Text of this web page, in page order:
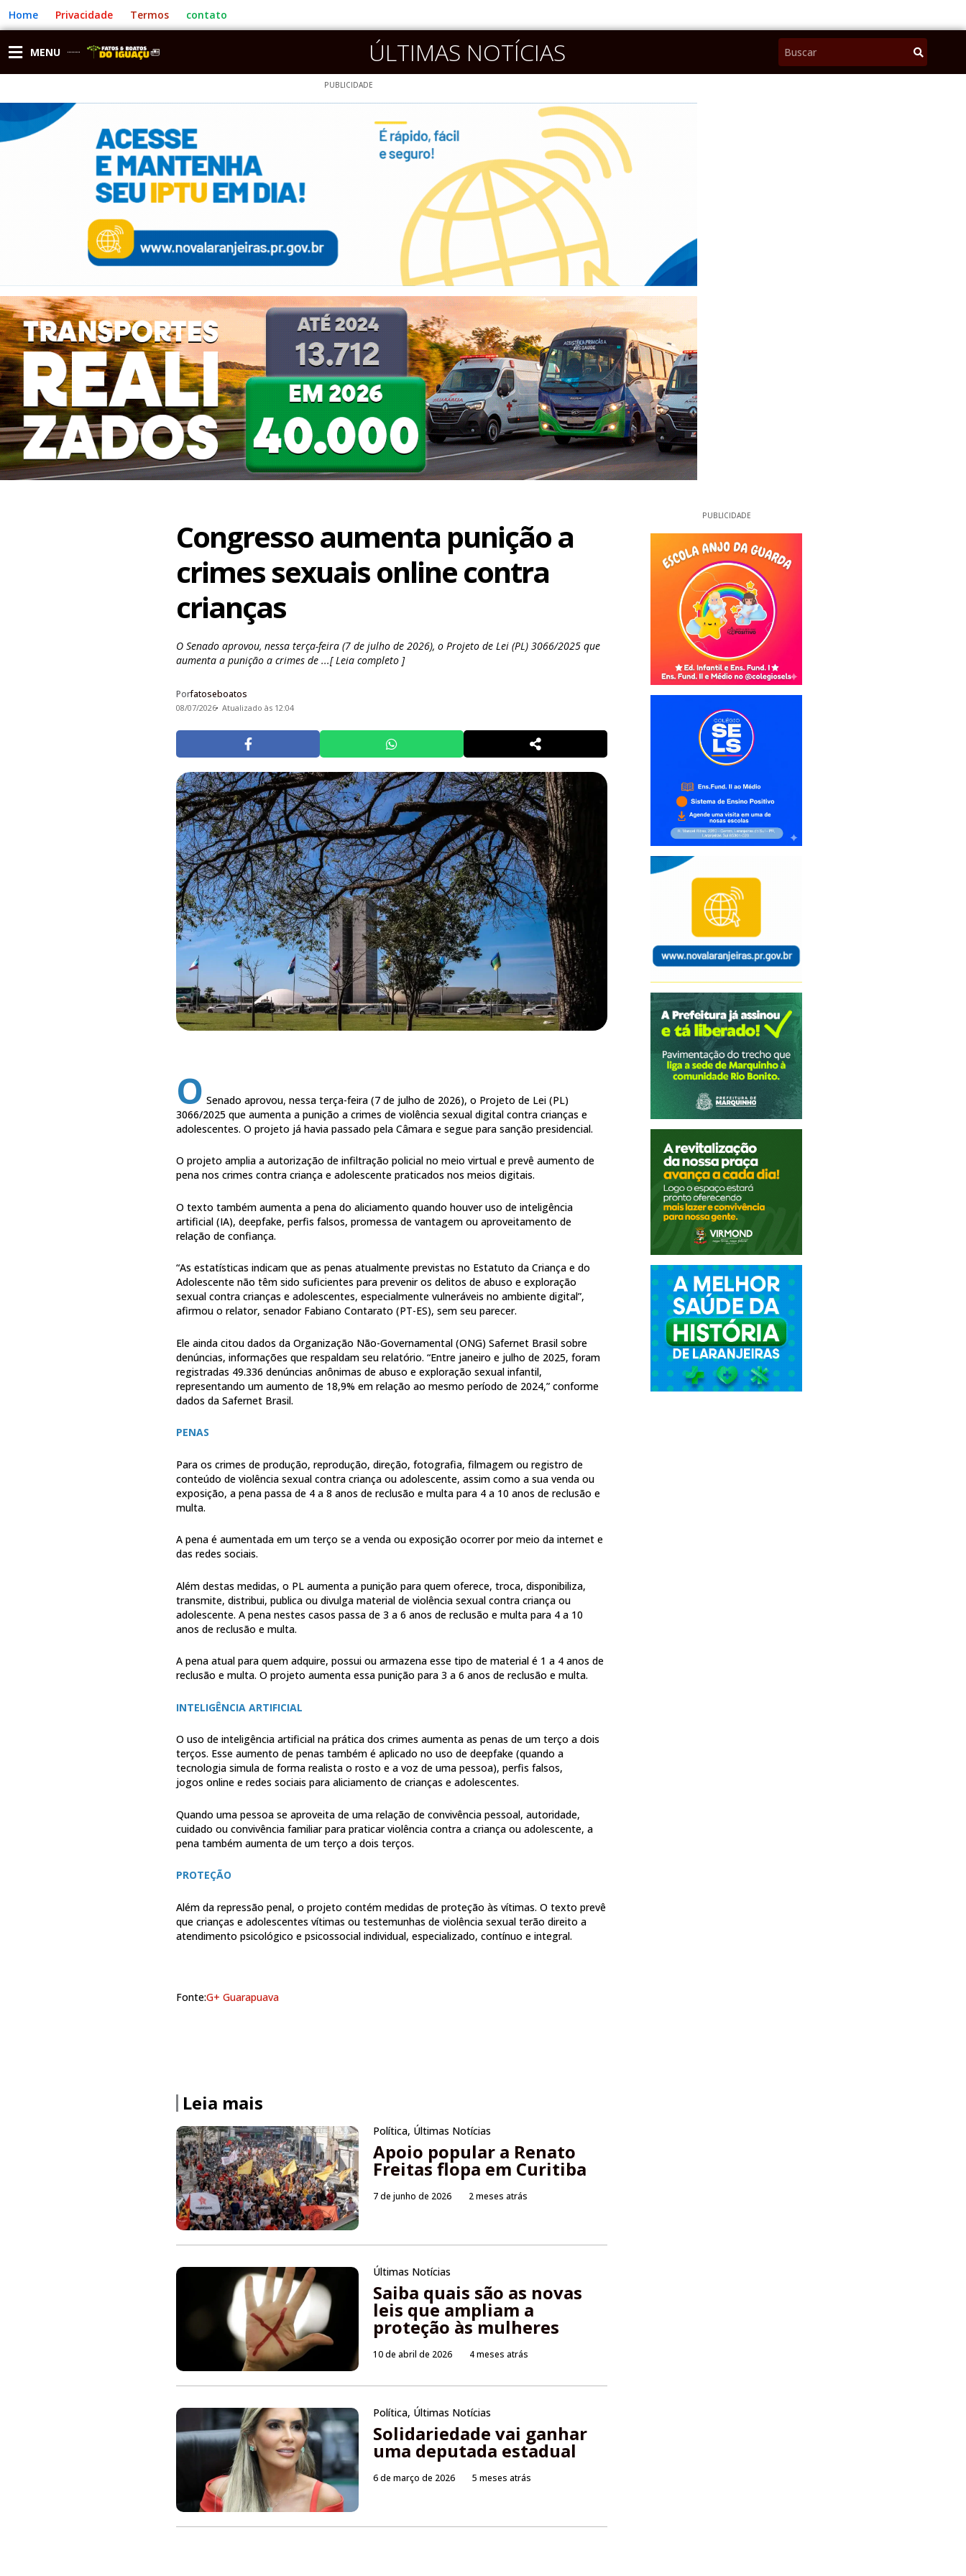
para
o
conteúdo
Home Privacidade Termos contato
MENU ÚLTIMAS NOTÍCIAS Pesquisar
PUBLICIDADE
Congresso aumenta punição a
crimes sexuais online contra
crianças
O Senado aprovou, nessa terça-feira (7 de julho de 2026), o Projeto de Lei (PL) 3066/2025 que
aumenta a punição a crimes de ...[ Leia completo ]
Porfatoseboatos
08/07/2026 Atualizado às 12:04
O Senado aprovou, nessa terça-feira (7 de julho de 2026), o Projeto de Lei (PL)
3066/2025 que aumenta a punição a crimes de violência sexual digital contra crianças e
adolescentes. O projeto já havia passado pela Câmara e segue para sanção presidencial.
O projeto amplia a autorização de infiltração policial no meio virtual e prevê aumento de
pena nos crimes contra criança e adolescente praticados nos meios digitais.
O texto também aumenta a pena do aliciamento quando houver uso de inteligência
artificial (IA), deepfake, perfis falsos, promessa de vantagem ou aproveitamento de
relação de confiança.
“As estatísticas indicam que as penas atualmente previstas no Estatuto da Criança e do
Adolescente não têm sido suficientes para prevenir os delitos de abuso e exploração
sexual contra crianças e adolescentes, especialmente vulneráveis no ambiente digital”,
afirmou o relator, senador Fabiano Contarato (PT-ES), sem seu parecer.
Ele ainda citou dados da Organização Não-Governamental (ONG) Safernet Brasil sobre
denúncias, informações que respaldam seu relatório. “Entre janeiro e julho de 2025, foram
registradas 49.336 denúncias anônimas de abuso e exploração sexual infantil,
representando um aumento de 18,9% em relação ao mesmo período de 2024,” conforme
dados da Safernet Brasil.
PENAS
Para os crimes de produção, reprodução, direção, fotografia, filmagem ou registro de
conteúdo de violência sexual contra criança ou adolescente, assim como a sua venda ou
exposição, a pena passa de 4 a 8 anos de reclusão e multa para 4 a 10 anos de reclusão e
multa.
A pena é aumentada em um terço se a venda ou exposição ocorrer por meio da internet e
das redes sociais.
Além destas medidas, o PL aumenta a punição para quem oferece, troca, disponibiliza,
transmite, distribui, publica ou divulga material de violência sexual contra criança ou
adolescente. A pena nestes casos passa de 3 a 6 anos de reclusão e multa para 4 a 10
anos de reclusão e multa.
A pena atual para quem adquire, possui ou armazena esse tipo de material é 1 a 4 anos de
reclusão e multa. O projeto aumenta essa punição para 3 a 6 anos de reclusão e multa.
INTELIGÊNCIA ARTIFICIAL
O uso de inteligência artificial na prática dos crimes aumenta as penas de um terço a dois
terços. Esse aumento de penas também é aplicado no uso de deepfake (quando a
tecnologia simula de forma realista o rosto e a voz de uma pessoa), perfis falsos,
jogos online e redes sociais para aliciamento de crianças e adolescentes.
Quando uma pessoa se aproveita de uma relação de convivência pessoal, autoridade,
cuidado ou convivência familiar para praticar violência contra a criança ou adolescente, a
pena também aumenta de um terço a dois terços.
PROTEÇÃO
Além da repressão penal, o projeto contém medidas de proteção às vítimas. O texto prevê
que crianças e adolescentes vítimas ou testemunhas de violência sexual terão direito a
atendimento psicológico e psicossocial individual, especializado, contínuo e integral.
Fonte:G+ Guarapuava
Leia mais
Política, Últimas Notícias
Apoio popular a Renato
Freitas flopa em Curitiba
7 de junho de 2026 2 meses atrás
Últimas Notícias
Saiba quais são as novas
leis que ampliam a
proteção às mulheres
10 de abril de 2026 4 meses atrás
Política, Últimas Notícias
Solidariedade vai ganhar
uma deputada estadual
6 de março de 2026 5 meses atrás
PUBLICIDADE